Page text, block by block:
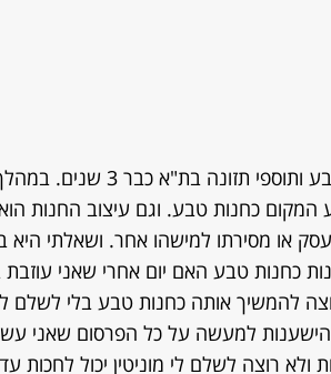
יש לי עסק למוצרי טבע
המקום כחנות טבע. וגם עיצוב החנות
או מסירתו למישהו אחר. ושאלתי
כחנות טבע האם יום אחרי שאני עוזבת
להמשיך אותה כחנות טבע בלי לשלם לי
למעשה על כל הפרסום שאני
ולא רוצה לשלם לי מוניטין יכול לחכות